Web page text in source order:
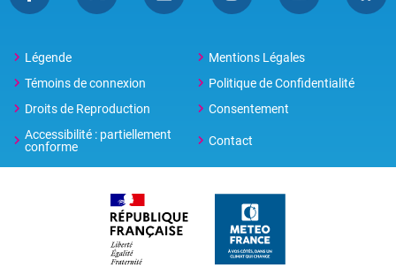
Légende
Mentions Légales
Témoins de connexion
Politique de Confidentialité
Droits de Reproduction
Consentement
Accessibilité : partiellement
conforme
Contact